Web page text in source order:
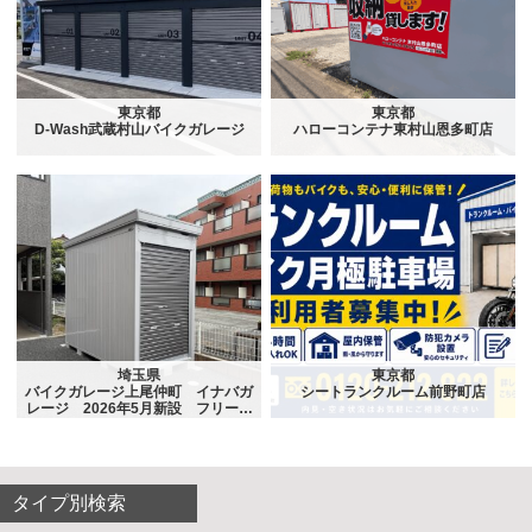
東京都
D-Wash武蔵村山バイクガレージ
東京都
ハローコンテナ東村山恩多町店
埼玉県
バイクガレージ上尾仲町 イナバガ
レージ 2026年5月新設 フリーレ
東京都
シートランクルーム前野町店
タイプ別検索